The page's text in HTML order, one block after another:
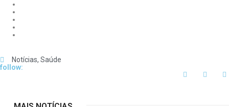
Notícias, Saúde
follow: